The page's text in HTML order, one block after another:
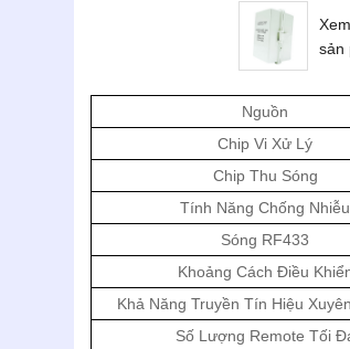
sản
Nguồn
Chip Vi Xử Lý
Chip Thu Sóng
Tính Năng Chống Nhiễu
Sóng RF433
Khoảng Cách Điều
Khả Năng Truyền Tín Hiệu
Số Lượng Remote Tối